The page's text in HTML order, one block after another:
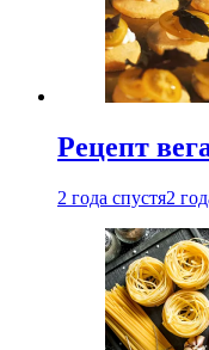
Рецепт
2 года спустя2